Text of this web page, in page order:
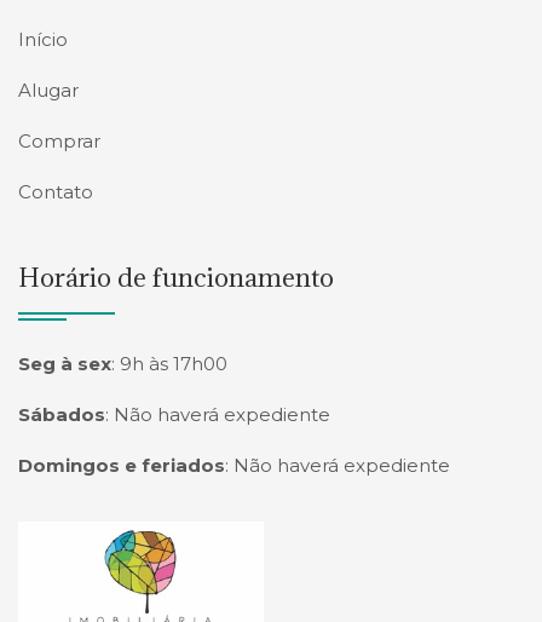
Início
Alugar
Comprar
Contato
Horário de funcionamento
Seg à sex: 9h às 17h00
Sábados: Não haverá expediente
Domingos e feriados: Não haverá expediente
Página inicial